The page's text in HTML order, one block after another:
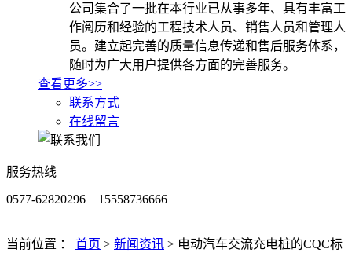
公司集合了一批在本行业已从事多年、具有丰富工
作阅历和经验的工程技术人员、销售人员和管理人
员。建立起完善的质量信息传递和售后服务体系，
随时为广大用户提供各方面的完善服务。
查看更多>>
联系方式
在线留言
服务热线
0577-62820296 15558736666
当前位置 ： 首页 > 新闻资讯 > 电动汽车交流充电桩的CQC标